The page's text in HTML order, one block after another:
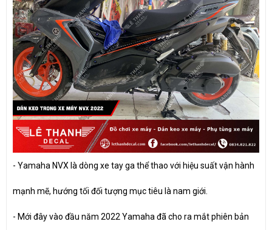
- Yamaha NVX là dòng xe tay ga thể thao với hiệu suất vận hành
mạnh mẽ, hướng tối đối tượng mục tiêu là nam giới.
- Mới đây vào đầu năm 2022 Yamaha đã cho ra mắt phiên bản